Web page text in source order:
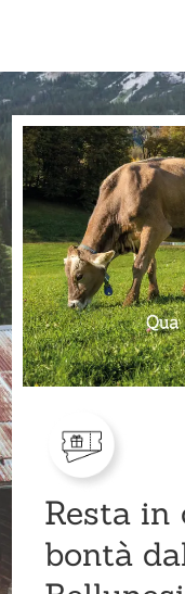
Resta in
bontà